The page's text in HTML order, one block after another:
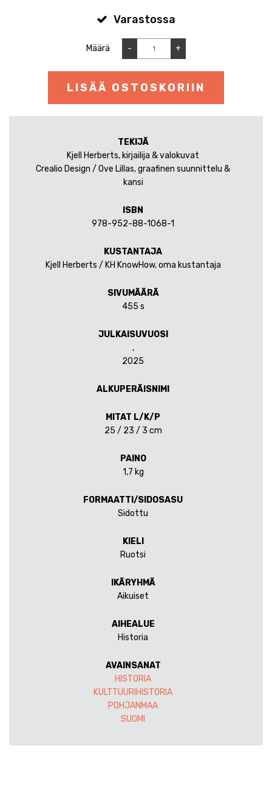
Varastossa
Määrä - +
LISÄÄ OSTOSKORIIN
TEKIJÄ
Kjell Herberts, kirjailija & valokuvat
Crealio Design / Ove Lillas, graafinen suunnittelu &
kansi
ISBN
978-952-88-1068-1
KUSTANTAJA
Kjell Herberts / KH KnowHow, oma kustantaja
SIVUMÄÄRÄ
455 s
JULKAISUVUOSI
,
2025
ALKUPERÄISNIMI
MITAT L/K/P
25 / 23 / 3 cm
PAINO
1,7 kg
FORMAATTI/SIDOSASU
Sidottu
KIELI
Ruotsi
IKÄRYHMÄ
Aikuiset
AIHEALUE
Historia
AVAINSANAT
HISTORIA
KULTTUURIHISTORIA
POHJANMAA
SUOMI